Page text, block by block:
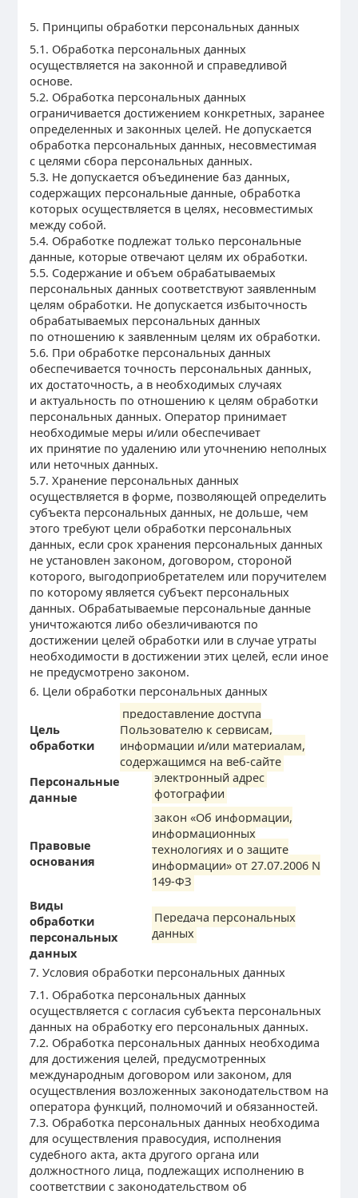
5. Принципы обработки персональных данных
5.1. Обработка персональных данных
осуществляется на законной и справедливой
основе.
5.2. Обработка персональных данных
ограничивается достижением конкретных, заранее
определенных и законных целей. Не допускается
обработка персональных данных, несовместимая
с целями сбора персональных данных.
5.3. Не допускается объединение баз данных,
содержащих персональные данные, обработка
которых осуществляется в целях, несовместимых
между собой.
5.4. Обработке подлежат только персональные
данные, которые отвечают целям их обработки.
5.5. Содержание и объем обрабатываемых
персональных данных соответствуют заявленным
целям обработки. Не допускается избыточность
обрабатываемых персональных данных
по отношению к заявленным целям их обработки.
5.6. При обработке персональных данных
обеспечивается точность персональных данных,
их достаточность, а в необходимых случаях
и актуальность по отношению к целям обработки
персональных данных. Оператор принимает
необходимые меры и/или обеспечивает
их принятие по удалению или уточнению неполных
или неточных данных.
5.7. Хранение персональных данных
осуществляется в форме, позволяющей определить
субъекта персональных данных, не дольше, чем
этого требуют цели обработки персональных
данных, если срок хранения персональных данных
не установлен законом, договором, стороной
которого, выгодоприобретателем или поручителем
по которому является субъект персональных
данных. Обрабатываемые персональные данные
уничтожаются либо обезличиваются по
достижении целей обработки или в случае утраты
необходимости в достижении этих целей, если иное
не предусмотрено законом.
6. Цели обработки персональных данных
Цель
обработки
предоставление доступа
Пользователю к сервисам,
информации и/или материалам,
содержащимся на веб-сайте
Персональные
данные
электронный адрес
фотографии
Правовые
основания
закон «Об информации,
информационных
технологиях и о защите
информации» от 27.07.2006 N
149-ФЗ
Виды
обработки
персональных
данных
Передача персональных
данных
7. Условия обработки персональных данных
7.1. Обработка персональных данных
осуществляется с согласия субъекта персональных
данных на обработку его персональных данных.
7.2. Обработка персональных данных необходима
для достижения целей, предусмотренных
международным договором или законом, для
осуществления возложенных законодательством на
оператора функций, полномочий и обязанностей.
7.3. Обработка персональных данных необходима
для осуществления правосудия, исполнения
судебного акта, акта другого органа или
должностного лица, подлежащих исполнению в
соответствии с законодательством об